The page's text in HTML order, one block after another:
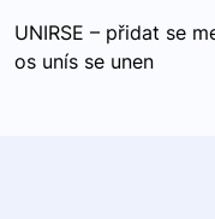
UNIRSE – přidat se
os unís se unen